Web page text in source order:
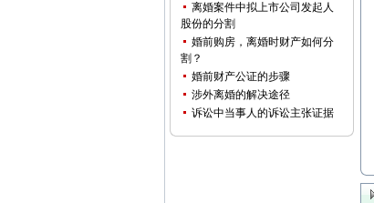
离婚案件中拟上市公司发起人
股份的分割
婚前购房，离婚时财产如何分
割？
婚前财产公证的步骤
涉外离婚的解决途径
诉讼中当事人的诉讼主张证据